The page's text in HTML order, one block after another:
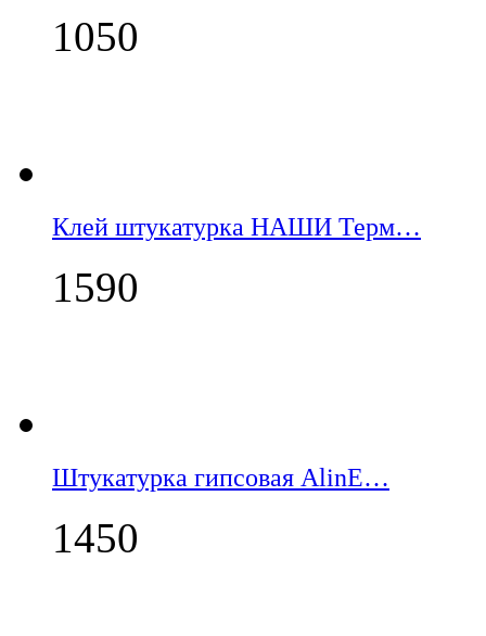
1050
Клей штукатурка НАШИ Терм…
1590
Штукатурка гипсовая AlinE…
1450